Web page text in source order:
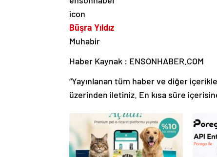
Büşra Yıldız
Muhabir
Haber Kaynak : ENSONHABER.COM
“Yayınlanan tüm haber ve diğer
üzerinden iletiniz. En kısa süre